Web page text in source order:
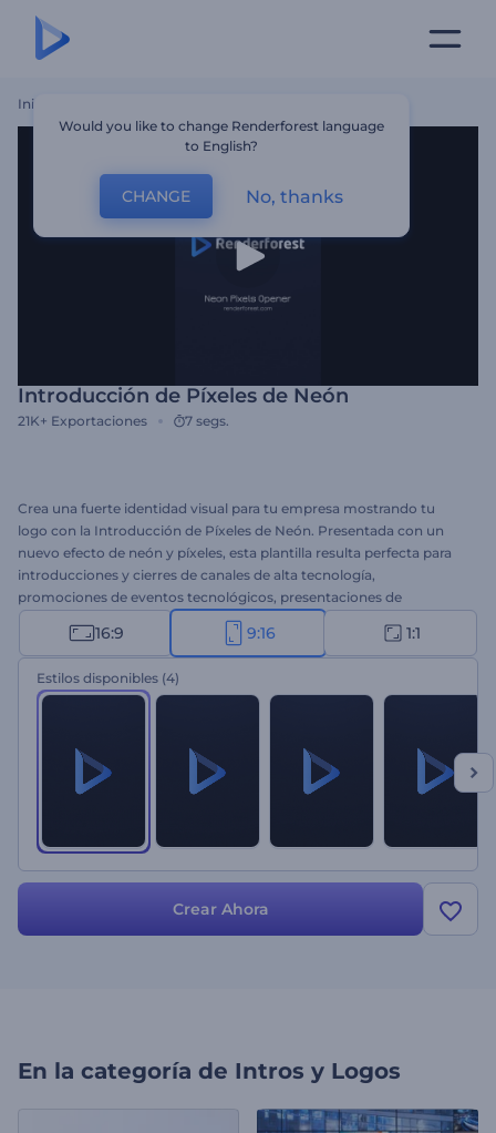
Inicio
Introducción de Píxeles de Neón
21K+ Exportaciones 7 segs.
Crea una fuerte identidad visual para tu empresa mostrando tu
logo con la Introducción de Píxeles de Neón. Presentada con un
nuevo efecto de neón y píxeles, esta plantilla resulta perfecta para
introducciones y cierres de canales de alta tecnología,
promociones de eventos tecnológicos, presentaciones de
empresas, introducciones de marcas y más. Carga tu logo, escribe
tu eslogan y obtén un logo de alta tecnología animado en unos
minutos. ¡Pruébala ahora!
16:9 9:16 1:1
Estilos disponibles (4)
Crear Ahora
En la categoría de Intros y Logos
Would you like to change Renderforest language
to English?
CHANGE No, thanks